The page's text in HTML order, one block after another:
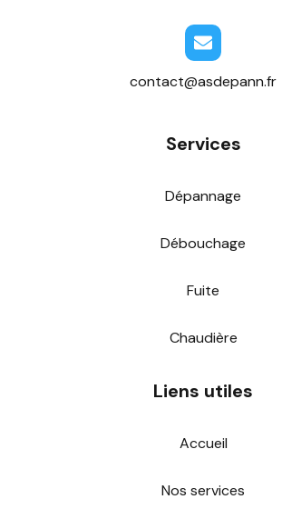
contact@asdepann.fr
Services
Dépannage
Débouchage
Fuite
Chaudière
Liens utiles
Accueil
Nos services